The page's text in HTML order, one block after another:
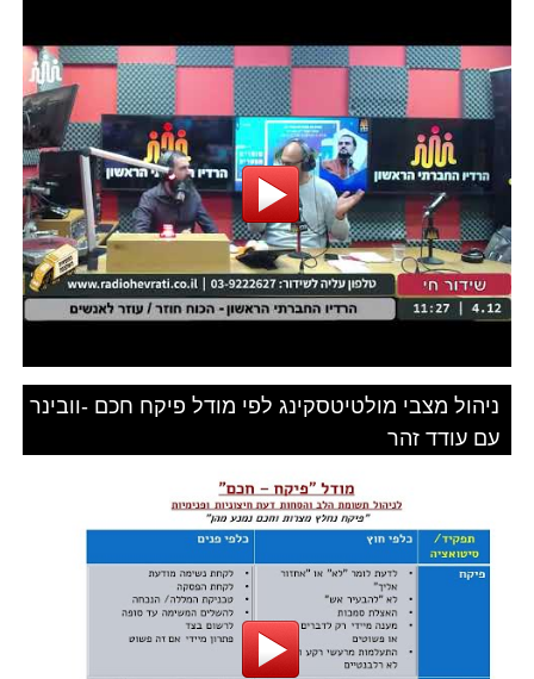
ניהול מצבי מולטיטסקינג לפי מודל פיקח חכם -וובינר
עם עודד זהר